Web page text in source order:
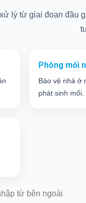
lý từ giai đoạn đầu
Phòng mối
Bảo vệ nhà ở
phát sinh mối.
từ bên ngoài